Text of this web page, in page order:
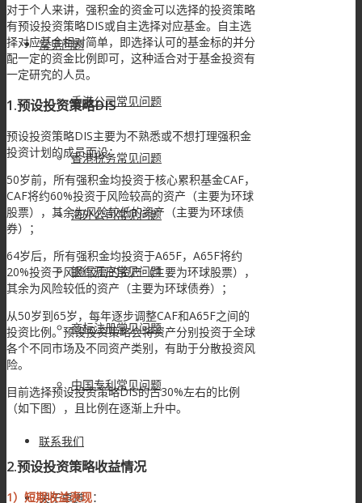
常见问题
香港公司常见问题
香港税务常见问题
海外公司常见问题
银行开户常见问题
商标注册常见问题
中国专利常见问题
联系我们
关于卓道
对于个人来讲，强积金的资金可以选择的投资策略
有预设投资策略DIS或自主选择对应基金。自主选
择对应基金相对简单，即选择认可的基金标的并分
配一定的资金比例即可，这种适合对于基金投资有
一定研究的人员。
1.预设投资策略DIS
预设投资策略DIS主要为不熟悉或不想打理强积金
投资计划的成员而设：
50岁前，所有强积金均投资于核心累积基金CAF，
CAF将约60%投资于风险较高的资产（主要为环球
股票），其余为风险较低的资产（主要为环球债
券）；
64岁后，所有强积金均投资于A65F，A65F将约
20%投资于风险较高的资产（主要为环球股票），
其余为风险较低的资产（主要为环球债券）；
从50岁到65岁，每年逐步调整CAF和A65F之间的
投资比例。预设投资策略会将资产分别投资于全球
各个不同市场及不同资产类别，有助于分散投资风
险。
目前选择预设投资策略DIS的占30%左右的比例
（如下图），且比例在逐渐上升中。
2.预设投资策略收益情况
1） 短期收益表现：